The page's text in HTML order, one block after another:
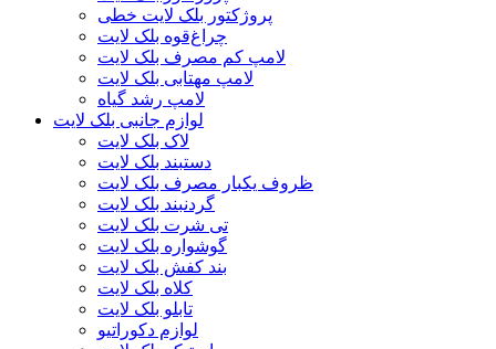
پروژکتور بلک لایت خطی
چراغ‌قوه بلک لایت
لامپ کم مصرف بلک لایت
لامپ مهتابی بلک لایت
لامپ رشد گیاه
لوازم جانبی بلک لایت
لاک بلک لایت
دستبند بلک لایت
ظروف یکبار مصرف بلک لایت
گردنبند بلک لایت
تی شرت بلک لایت
گوشواره بلک لایت
بند کفش بلک لایت
کلاه بلک لایت
تابلو بلک لایت
لوازم دکوراتیو